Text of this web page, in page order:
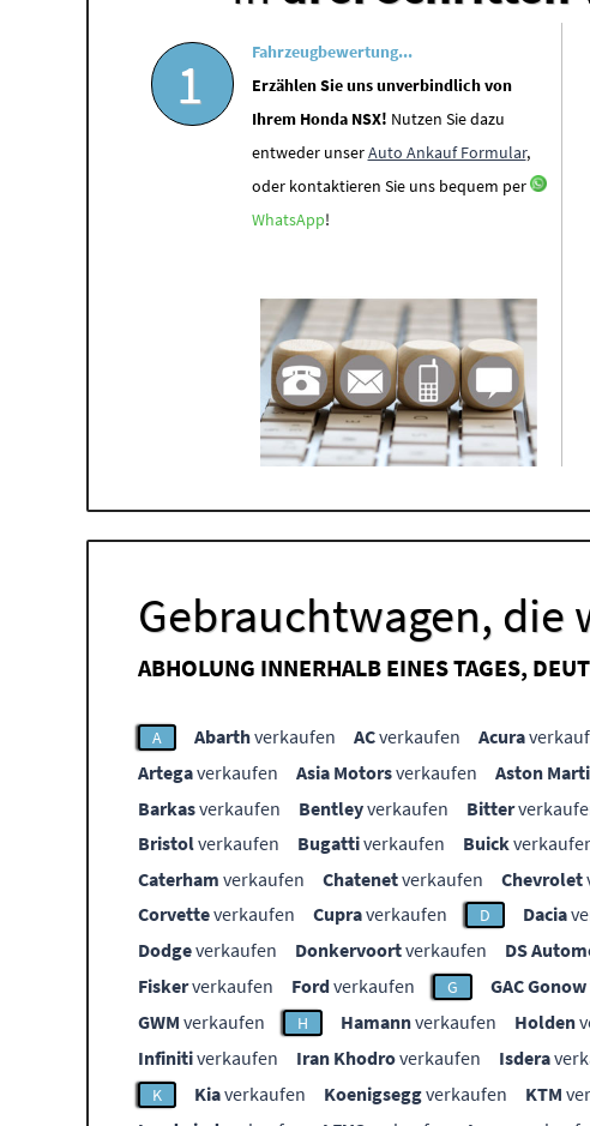
1
Fahrzeugbewertung...
Erzählen Sie uns unverbindlich von
Ihrem Honda NSX! Nutzen Sie dazu
entweder unserAuto Ankauf Formular,
oder kontaktieren Sie uns bequem per
WhatsApp!
Gebrauchtwagen, die
ABHOLUNG INNERHALB EINES TAGES,
A Abarthverkaufen ACverkaufen Acura
Artegaverkaufen Asia Motorsverkaufen Aston
Barkasverkaufen Bentleyverkaufen Bitter
Bristolverkaufen Bugattiverkaufen Buick
Caterham verkaufen Chatenetverkaufen Chevrolet
Corvetteverkaufen Cupraverkaufen D Dacia
Dodgeverkaufen Donkervoortverkaufen DS
Fiskerverkaufen Fordverkaufen G GAC Gonow
GWM verkaufen H Hamannverkaufen Holden
Infinitiverkaufen Iran Khodroverkaufen Isdera
K Kiaverkaufen Koenigseggverkaufen KTM